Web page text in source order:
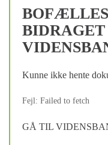
Kunne ikke hente
Fejl: Failed to fetch
GÅ TIL